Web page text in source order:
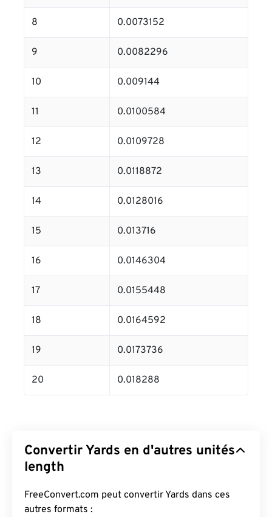
8 0.0073152
9 0.0082296
10 0.009144
11 0.0100584
12 0.0109728
13 0.0118872
14 0.0128016
15 0.013716
16 0.0146304
17 0.0155448
18 0.0164592
19 0.0173736
20 0.018288
Convertir Yards en d'autres unités
length
FreeConvert.com peut convertir Yards dans ces
autres formats :